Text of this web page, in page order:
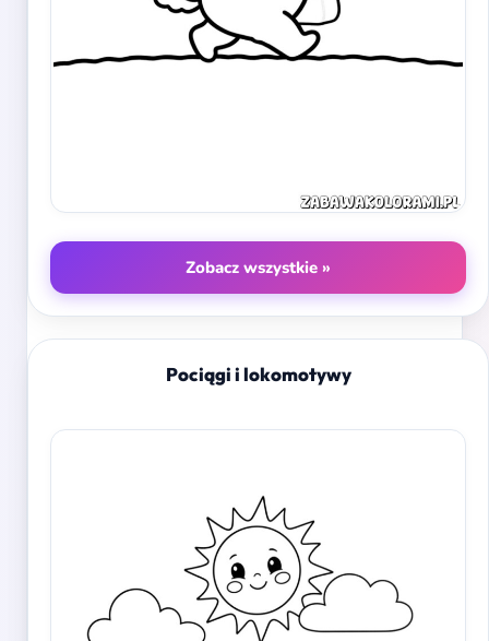
Zobacz wszystkie »
Pociągi i lokomotywy